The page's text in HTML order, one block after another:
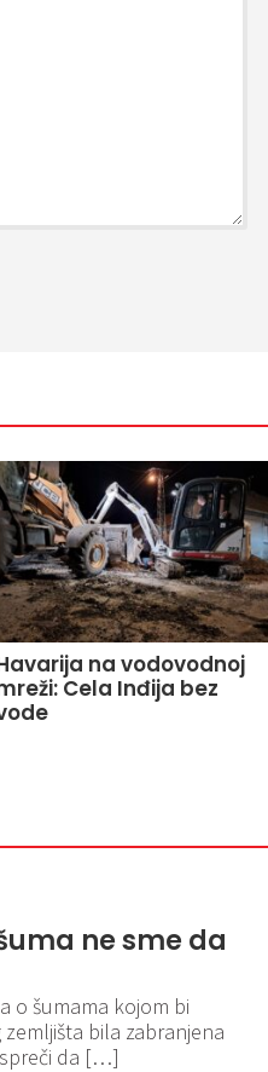
na vodovodnoj
Cela Inđija bez
ne sme da
o šumama kojom bi
bila zabranjena
spreči da […]